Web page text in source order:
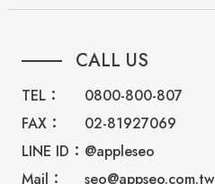
CALL US
TEL：
0800-800-807
FAX：
02-81927069
LINE ID： @appleseo
Mail：
seo@appseo.com.tw